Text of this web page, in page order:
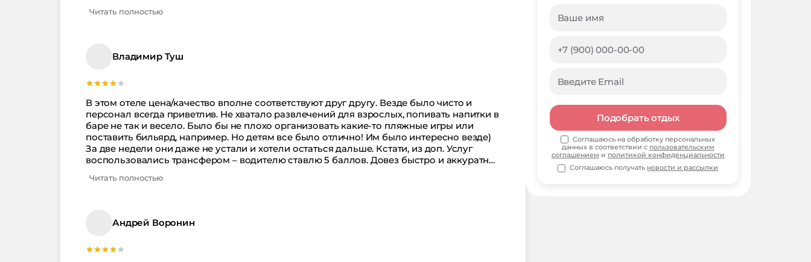
очень понравилась Анапа и этот отель тоже, обязательно вернемся.
Читать полностью
Владимир Туш
В этом отеле цена/качество вполне соответствуют друг другу. Везде было чисто и
персонал всегда приветлив. Не хватало развлечений для взрослых, попивать напитки в
баре не так и весело. Было бы не плохо организовать какие-то пляжные игры или
поставить бильярд, например. Но детям все было отлично! Им было интересно везде)
За две недели они даже не устали и хотели остаться дальше. Кстати, из доп. Услуг
воспользовались трансфером – водителю ставлю 5 баллов. Довез быстро и аккуратно,
Читать полностью
Андрей Воронин
Подобрать отдых
Соглашаюсь на обработку персональных
данных в соответствии с пользовательским
соглашением и политикой конфиденциальности
Соглашаюсь получать новости и рассылки